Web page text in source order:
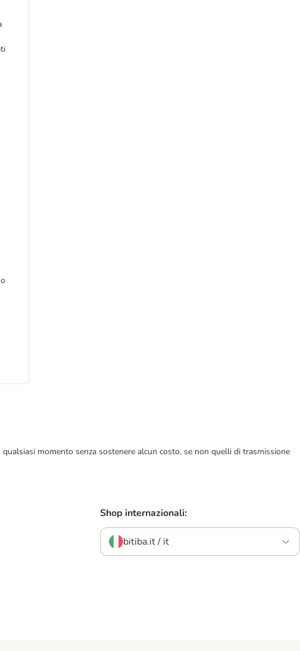
momento senza sostenere alcun costo, se non quelli di trasmissione
Shop internazionali:
bitiba.it / it